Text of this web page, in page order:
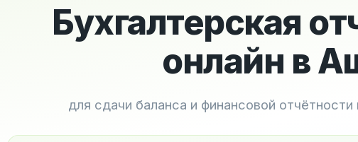
Бухгалтерская
онлайн в
для сдачи баланса и финансовой